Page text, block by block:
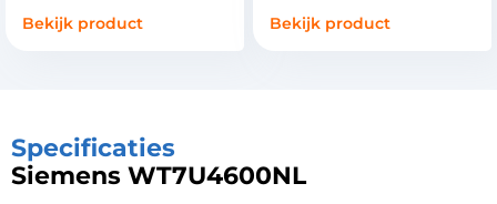
Bekijk product
Bekijk product
Specificaties
Siemens WT7U4600NL